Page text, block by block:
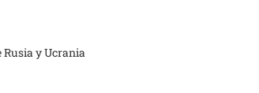
Rusia y Ucrania